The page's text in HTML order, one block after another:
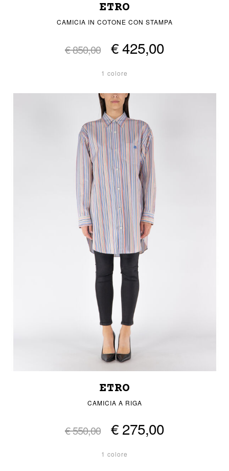
ETRO
CAMICIA IN COTONE CON STAMPA
€ 850,00 € 425,00
1 colore
ETRO
CAMICIA A RIGA
€ 550,00 € 275,00
1 colore